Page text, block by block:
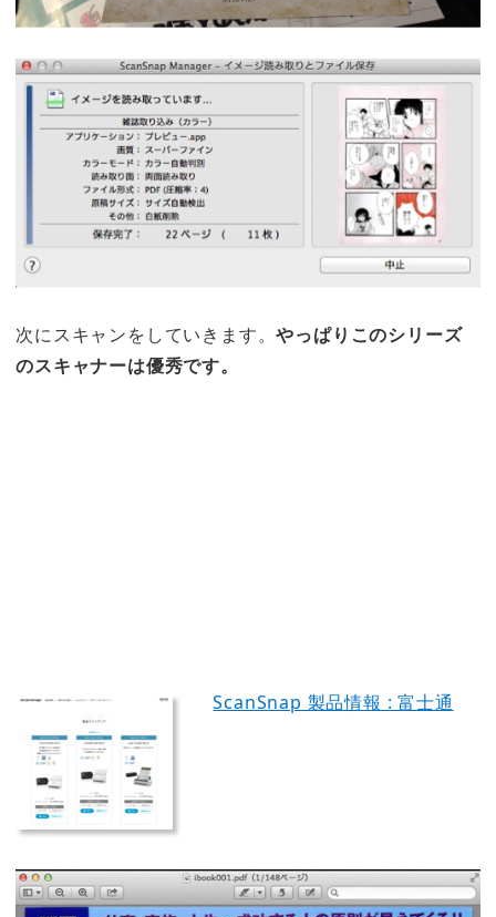
次にスキャンをしていきます。やっぱりこのシリーズ
のスキャナーは優秀です。
ScanSnap 製品情報 : 富士通